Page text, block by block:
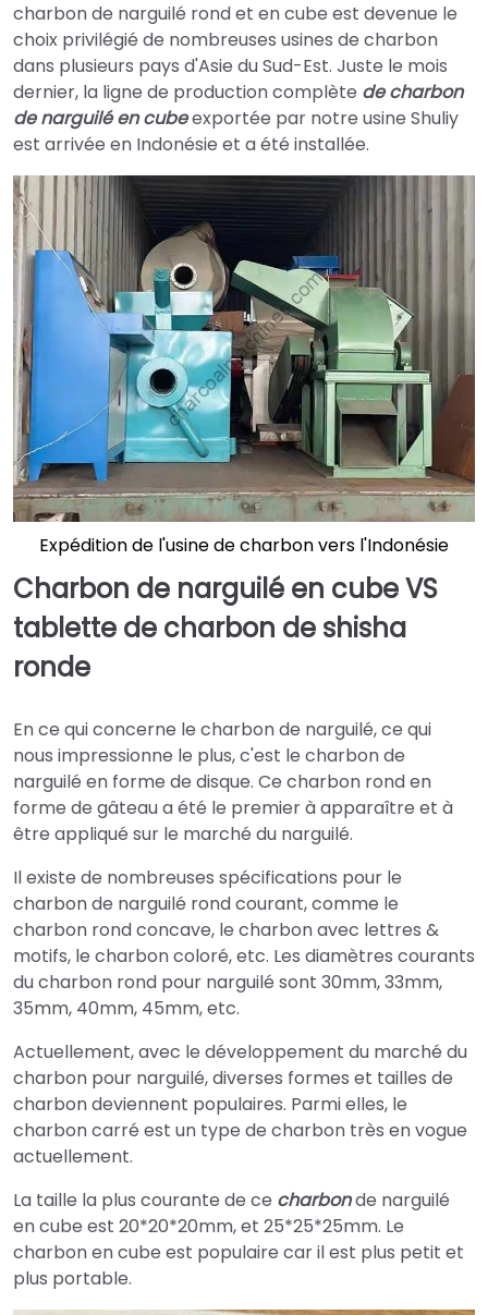
charbon de narguilé rond et en cube est devenue le
choix privilégié de nombreuses usines de charbon
dans plusieurs pays d'Asie du Sud-Est. Juste le mois
dernier, la ligne de production complète de charbon
de narguilé en cubeexportée par notre usine Shuliy
est arrivée en Indonésie et a été installée.
Expédition de l'usine de charbon vers l'Indonésie
Charbon de narguilé en cube VS
tablette de charbon de shisha
ronde
En ce qui concerne le charbon de narguilé, ce qui
nous impressionne le plus, c'est le charbon de
narguilé en forme de disque. Ce charbon rond en
forme de gâteau a été le premier à apparaître et à
être appliqué sur le marché du narguilé.
Il existe de nombreuses spécifications pour le
charbon de narguilé rond courant, comme le
charbon rond concave, le charbon avec lettres &
motifs, le charbon coloré, etc. Les diamètres courants
du charbon rond pour narguilé sont 30mm, 33mm,
35mm, 40mm, 45mm, etc.
Actuellement, avec le développement du marché du
charbon pour narguilé, diverses formes et tailles de
charbon deviennent populaires. Parmi elles, le
charbon carré est un type de charbon très en vogue
actuellement.
La taille la plus courante de ce charbonde narguilé
en cube est 20*20*20mm, et 25*25*25mm. Le
charbon en cube est populaire car il est plus petit et
plus portable.